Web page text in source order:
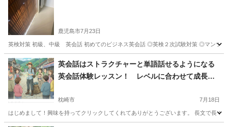
鹿児島市7月23日
英検対策 初級、中級 英会話 初めてのビジネス英会話 ◎英検２次試験対策 ◎マンツ
鹿児島 鹿児島市 英語 マンツーマン
英会話はストラクチャーと単語話せるようになる
英会話体験レッスン！ レベルに合わせて成長し
会話！
枕崎市 7月18日
はじめまして！興味を持ってクリックしてくれてありがとうございます。 長文で長